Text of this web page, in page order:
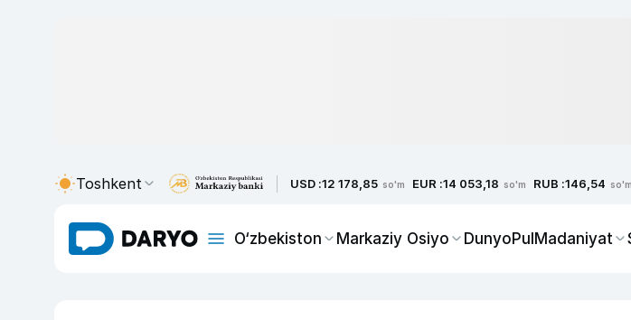
Toshkent USD :12 178,85 so'm EUR :14 053,18 so'm RUB :146,54 so'm
O‘zbekiston Markaziy Osiyo DunyoPulMadaniyat